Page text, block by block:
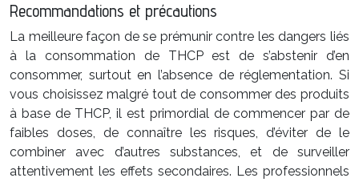
Recommandations et précautions
La meilleure façon de se prémunir contre les dangers liés
à la consommation de THCP est de s’abstenir d’en
consommer, surtout en l’absence de réglementation. Si
vous choisissez malgré tout de consommer des produits
à base de THCP, il est primordial de commencer par de
faibles doses, de connaître les risques, d’éviter de le
combiner avec d’autres substances, et de surveiller
attentivement les effets secondaires. Les professionnels